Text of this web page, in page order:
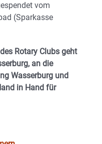
vom
(Sparkasse
Rotary Clubs geht
an die
Wasserburg und
in Hand für